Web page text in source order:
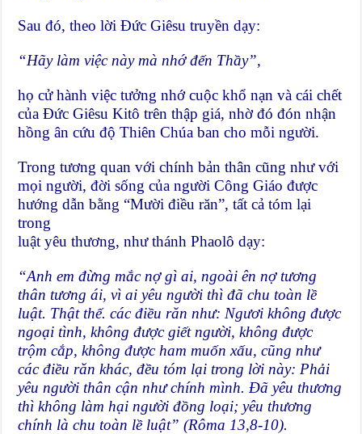
Sau đó, theo lời Đức Giêsu truyền dạy:
“Hãy làm việc này mà nhớ đến Thầy”,
họ cử hành việc tưởng nhớ cuộc khổ nạn và cái chết
của Đức Giêsu Kitô trên thập giá, nhờ đó đón nhận
hồng ân cứu độ Thiên Chúa ban cho mỗi người.
Trong tương quan với chính bản thân cũng như với
mọi người, đời sống của người Công Giáo được
hướng dẫn bằng “Mười điều răn”, tất cả tóm lại
trong
luật yêu thương, như thánh Phaolô dạy:
“Anh em đừng mắc nợ gì ai, ngoài ên nợ tương
thân tương ái, vì ai yêu người thì đã chu toàn lề
luật. Thật thế. các điều răn như: Ngươi không được
ngoại tình, không được giết người, không được
trộm cắp, không được ham muốn xấu, cũng như
các điều răn khác, đều tóm lại trong lời này: Phải
yêu người thân cận như chính mình. Đã yêu thương
thì không làm hại người đồng loại; yêu thương
chính là chu toàn lề luật” (Rôma 13,8-10).